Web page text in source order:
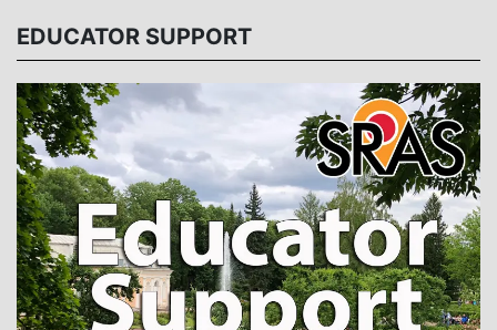
EDUCATOR SUPPORT